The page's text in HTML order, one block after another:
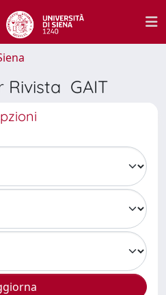
Rivista GAIT